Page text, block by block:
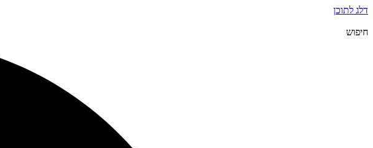
דלג לתוכן
חיפוש